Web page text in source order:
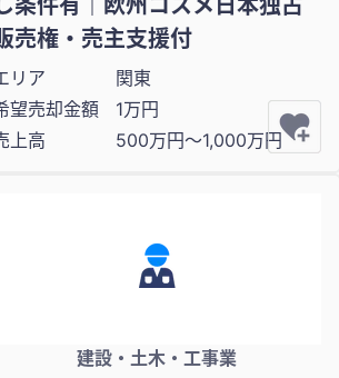
条件有｜欧州コスメ日本独占
売権・売主支援付
リア
関東
望売却金額
1万円
上高
500万円〜1,000万円
建設・土木・工事業